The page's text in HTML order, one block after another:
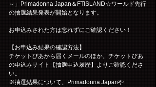
～」Primadonna Japan＆FTISLAND☆ワールド先行
の抽選結果発表が開始となります。
お申込みされた方は忘れずにご確認ください！
【お申込み結果の確認方法】
チケットぴあから届くメールのほか、チケットぴあ
の申込みサイト【抽選申込履歴】よりご確認くださ
い。
※抽選結果について、Primadonna Japanや